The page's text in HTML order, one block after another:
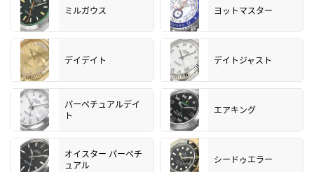
ミルガウス ヨットマスター
デイデイト デイトジャスト
パーペチュアルデイ
ト
エアキング
オイスター パーペチ
ュアル
シードゥエラー